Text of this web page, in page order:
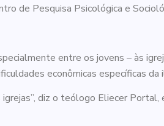
de Pesquisa Psicológica e
entre os jovens – às
econômicas específicas da
diz o teólogo Eliecer